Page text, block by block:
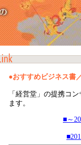
●おすすめビジネス書
「経営堂」の提携コ
ます。
■～